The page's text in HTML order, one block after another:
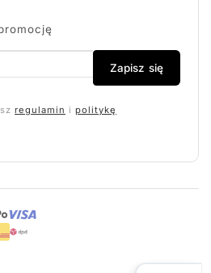
Zapisz się
regulamin i politykę